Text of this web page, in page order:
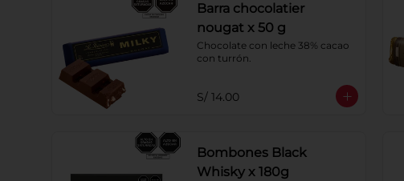
Barra chocolatier
nougat x 50 g
Chocolate con leche 38% cacao
con turrón.
S/ 14.00
Bombones Black
Whisky x 180g